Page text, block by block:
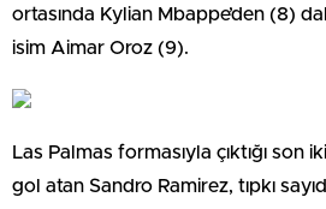
ortasında Kylian Mbappe’den (8)
isim Aimar Oroz (9).
Las Palmas formasıyla çıktığı son
gol atan Sandro Ramirez, tıpkı